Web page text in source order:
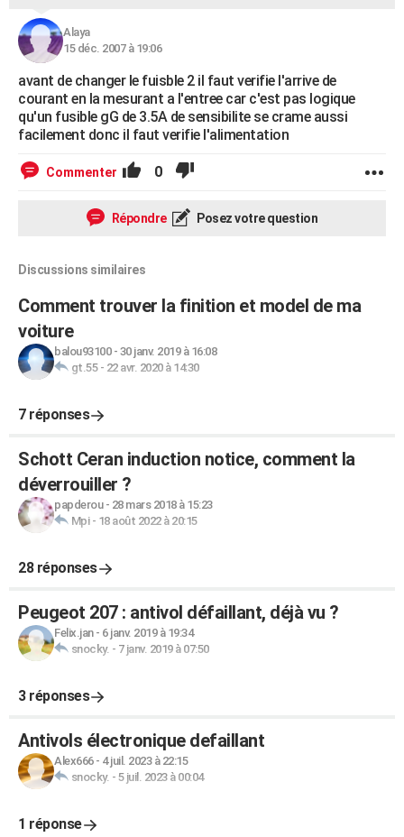
Alaya
15 déc. 2007 à 19:06
avant de changer le fuisble 2 il faut verifie l'arrive de
courant en la mesurant a l'entree car c'est pas logique
qu'un fusible gG de 3.5A de sensibilite se crame aussi
facilement donc il faut verifie l'alimentation
Commenter 0
Répondre Posez votre question
Discussions similaires
Comment trouver la finition et model de ma
voiture
balou93100- 30 janv. 2019 à 16:08
gt.55- 22 avr. 2020 à 14:30
7 réponses
Schott Ceran induction notice, comment la
déverrouiller ?
papderou- 28 mars 2018 à 15:23
Mpi- 18 août 2022 à 20:15
28 réponses
Peugeot 207 : antivol défaillant, déjà vu ?
Felix.jan- 6 janv. 2019 à 19:34
snocky. - 7 janv. 2019 à 07:50
3 réponses
Antivols électronique defaillant
Alex666- 4 juil. 2023 à 22:15
snocky. - 5 juil. 2023 à 00:04
1 réponse